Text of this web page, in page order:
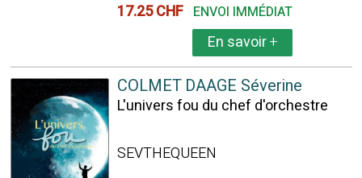
17.25 CHF ENVOI IMMÉDIAT
En savoir+
COLMET DAAGE Séverine
L'univers fou du chef d'orchestre
SEVTHEQUEEN